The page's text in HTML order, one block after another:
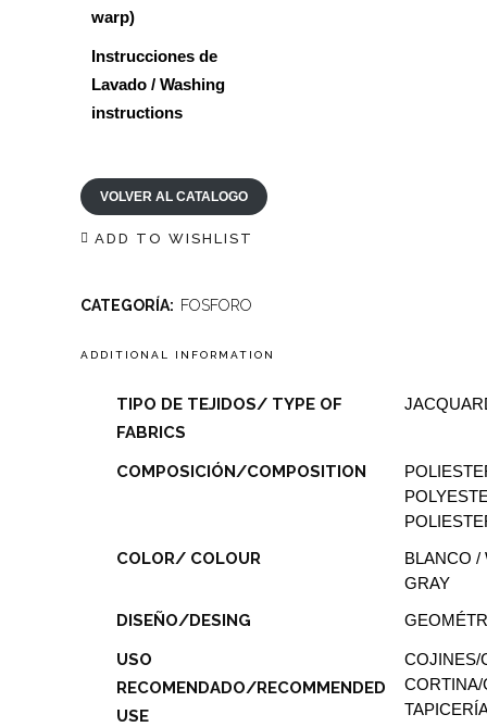
warp)
Instrucciones de
Lavado / Washing
instructions
VOLVER AL CATALOGO
ADD TO WISHLIST
CATEGORÍA: FOSFORO
ADDITIONAL INFORMATION
TIPO DE TEJIDOS/ TYPE OF
FABRICS
COMPOSICIÓN/COMPOSITION
COLOR/ COLOUR
BLANCO /
GRAY
DISEÑO/DESING
USO
RECOMENDADO/RECOMMENDED
USE
COJINES/
CORTINA/